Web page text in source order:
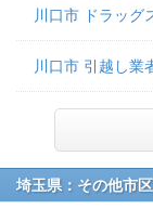
川口市 ドラッグ
川口市 引越し業
埼玉県：その他市